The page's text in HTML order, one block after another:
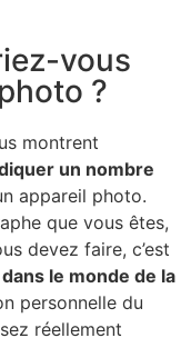
vous
?
montrent
un nombre
appareil photo.
que vous êtes,
devez faire, c’est
le monde de la
personnelle du
réellement